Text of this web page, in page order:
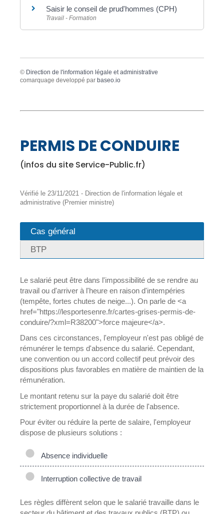
Saisir le conseil de prud'hommes (CPH)
Travail - Formation
© Direction de l'information légale et administrative
comarquage developpé par baseo.io
PERMIS DE CONDUIRE
(infos du site Service-Public.fr)
Vérifié le 23/11/2021 - Direction de l'information légale et
administrative (Premier ministre)
Cas général
BTP
Le salarié peut être dans l'impossibilité de se rendre au
travail ou d'arriver à l'heure en raison d'intempéries
(tempête, fortes chutes de neige...). On parle de <a
href="https://lesportesenre.fr/cartes-grises-permis-de-
conduire/?xml=R38200">force majeure</a>.
Dans ces circonstances, l'employeur n'est pas obligé de
rémunérer le temps d'absence du salarié. Cependant,
une convention ou un accord collectif peut prévoir des
dispositions plus favorables en matière de maintien de la
rémunération.
Le montant retenu sur la paye du salarié doit être
strictement proportionnel à la durée de l'absence.
Pour éviter ou réduire la perte de salaire, l'employeur
dispose de plusieurs solutions :
Absence individuelle
Interruption collective de travail
Les règles diffèrent selon que le salarié travaille dans le